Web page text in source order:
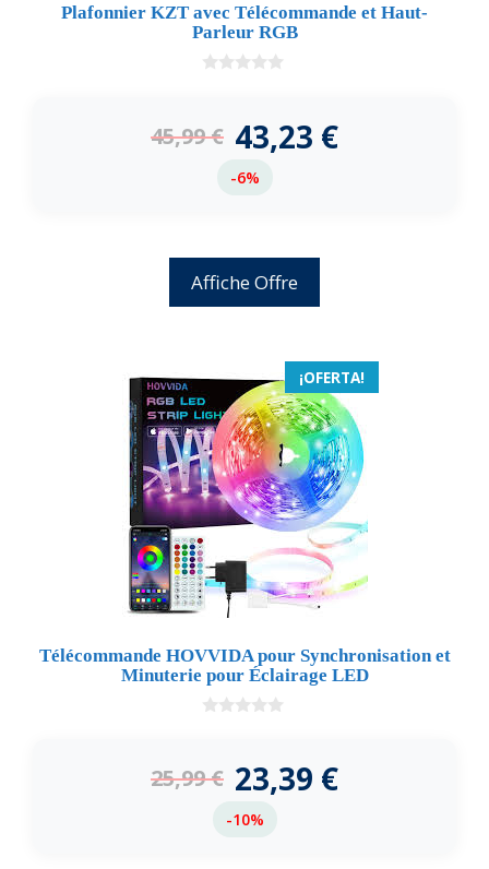
Plafonnier KZT avec Télécommande et Haut-
Parleur RGB
5
45,99€ 43,23 €
-6%
Affiche Offre
¡OFERTA!
Télécommande HOVVIDA pour Synchronisation et
Minuterie pour Éclairage LED
5
25,99€ 23,39 €
-10%